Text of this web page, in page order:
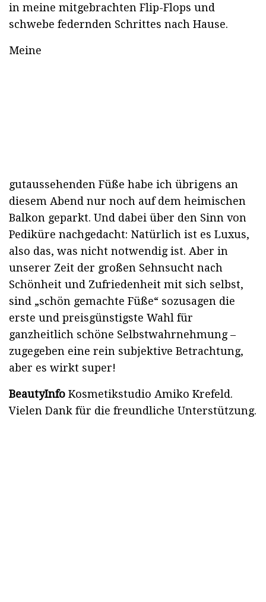
in meine mitgebrachten Flip-Flops und
schwebe federnden Schrittes nach Hause.
Meine
gutaussehenden Füße habe ich übrigens an
diesem Abend nur noch auf dem heimischen
Balkon geparkt. Und dabei über den Sinn von
Pediküre nachgedacht: Natürlich ist es Luxus,
also das, was nicht notwendig ist. Aber in
unserer Zeit der großen Sehnsucht nach
Schönheit und Zufriedenheit mit sich selbst,
sind „schön gemachte Füße“ sozusagen die
erste und preisgünstigste Wahl für
ganzheitlich schöne Selbstwahrnehmung –
zugegeben eine rein subjektive Betrachtung,
aber es wirkt super!
BeautyInfo Kosmetikstudio Amiko Krefeld.
Vielen Dank für die freundliche Unterstützung.